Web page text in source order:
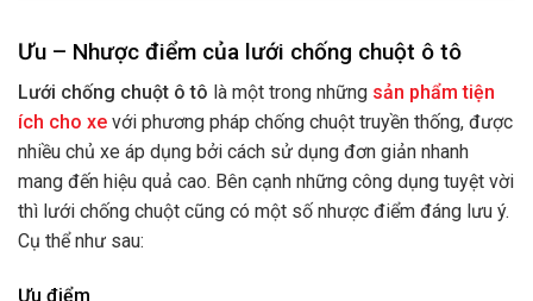
Ưu – Nhược điểm của lưới chống chuột ô tô
Lưới chống chuột ô tô là một trong những sản phẩm tiện
ích cho xe với phương pháp chống chuột truyền thống, được
nhiều chủ xe áp dụng bởi cách sử dụng đơn giản nhanh
mang đến hiệu quả cao. Bên cạnh những công dụng tuyệt vời
thì lưới chống chuột cũng có một số nhược điểm đáng lưu ý.
Cụ thể như sau:
Ưu điểm